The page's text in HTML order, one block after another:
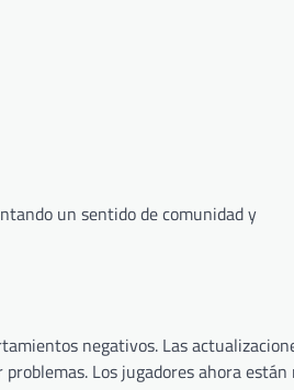
un sentido de comunidad y
negativos. Las
Los jugadores ahora están